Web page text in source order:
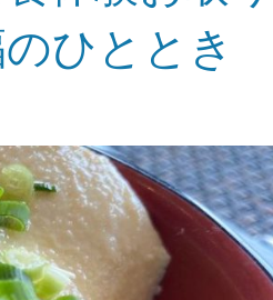
ひととき